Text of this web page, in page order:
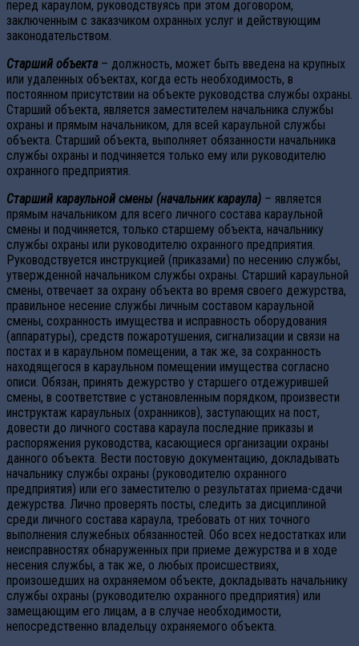
перед караулом, руководствуясь при этом договором,
заключенным с заказчиком охранных услуг и действующим
законодательством.
Старший объекта – должность, может быть введена на крупных
или удаленных объектах, когда есть необходимость, в
постоянном присутствии на объекте руководства службы охраны.
Старший объекта, является заместителем начальника службы
охраны и прямым начальником, для всей караульной службы
объекта. Старший объекта, выполняет обязанности начальника
службы охраны и подчиняется только ему или руководителю
охранного предприятия.
Старший караульной смены (начальник караула) – является
прямым начальником для всего личного состава караульной
смены и подчиняется, только старшему объекта, начальнику
службы охраны или руководителю охранного предприятия.
Руководствуется инструкцией (приказами) по несению службы,
утвержденной начальником службы охраны. Старший караульной
смены, отвечает за охрану объекта во время своего дежурства,
правильное несение службы личным составом караульной
смены, сохранность имущества и исправность оборудования
(аппаратуры), средств пожаротушения, сигнализации и связи на
постах и в караульном помещении, а так же, за сохранность
находящегося в караульном помещении имущества согласно
описи. Обязан, принять дежурство у старшего отдежурившей
смены, в соответствие с установленным порядком, произвести
инструктаж караульных (охранников), заступающих на пост,
довести до личного состава караула последние приказы и
распоряжения руководства, касающиеся организации охраны
данного объекта. Вести постовую документацию, докладывать
начальнику службы охраны (руководителю охранного
предприятия) или его заместителю о результатах приема-сдачи
дежурства. Лично проверять посты, следить за дисциплиной
среди личного состава караула, требовать от них точного
выполнения служебных обязанностей. Обо всех недостатках или
неисправностях обнаруженных при приеме дежурства и в ходе
несения службы, а так же, о любых происшествиях,
произошедших на охраняемом объекте, докладывать начальнику
службы охраны (руководителю охранного предприятия) или
замещающим его лицам, а в случае необходимости,
непосредственно владельцу охраняемого объекта.